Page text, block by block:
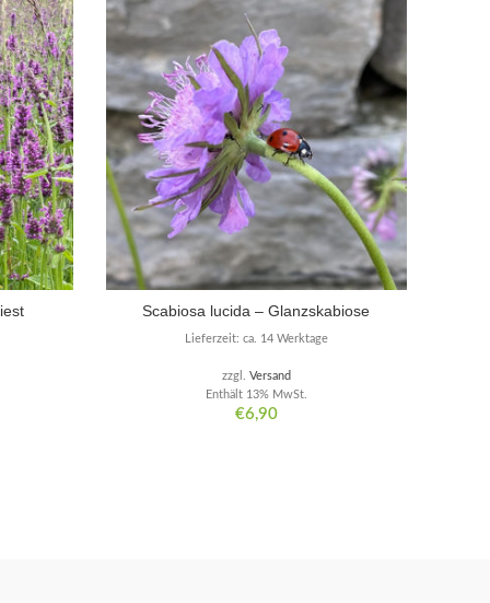
Scabiosa lucida – Glanzskabiose
€6,90
Enthält 13% MwSt.
zzgl. Versand
Lieferzeit: ca. 14 Werktage